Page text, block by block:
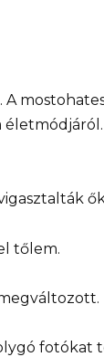
tőlem.
fotókat